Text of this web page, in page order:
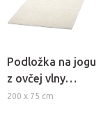
Podložka na jogu
z ovčej vlny
Bodhi Surya
200 x 75 cm